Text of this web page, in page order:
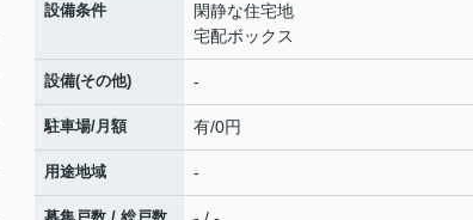
設備条件
閑静な住宅地
宅配ボックス
設備(その他) -
駐車場/月額 有/0円
用途地域 -